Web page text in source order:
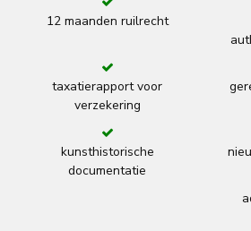
12 maanden ruilrecht
taxatierapport voor
verzekering
kunsthistorische
documentatie